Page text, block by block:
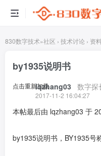
830数字技术»社区 › 技术讨论 › 资
by1935说明书
点击重新加载lqzhang03 数字探
2017-11-2 16:04:27
本帖最后由 lqzhang03 于
by1935说明书，BY1935号